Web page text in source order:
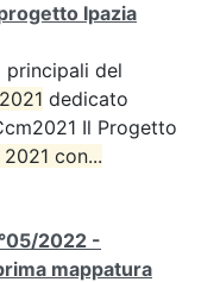
Ipazia
principali del
2021 dedicato
Il Progetto
con...
2022 -
mappatura